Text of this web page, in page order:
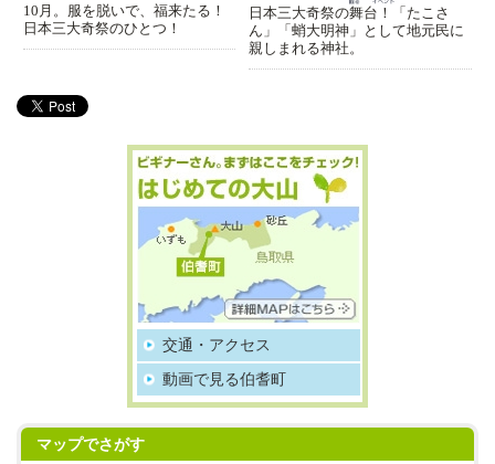
10月。服を脱いで、福来たる！
日本三大奇祭のひとつ！
日本三大奇祭の舞台！「たこさ
ん」「蛸大明神」として地元民に
親しまれる神社。
交通・アクセス
動画で見る伯耆町
マップでさがす